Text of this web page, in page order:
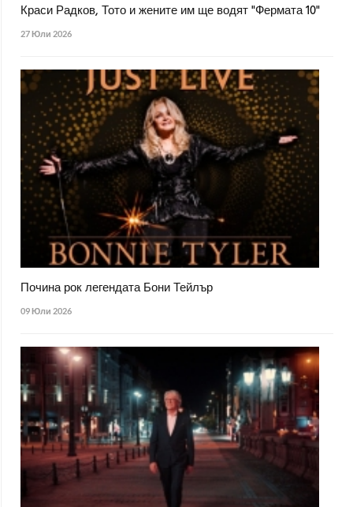
Краси Радков, Тото и жените им ще водят "Фермата 10"
27 Юли 2026
Почина рок легендата Бони Тейлър
09 Юли 2026